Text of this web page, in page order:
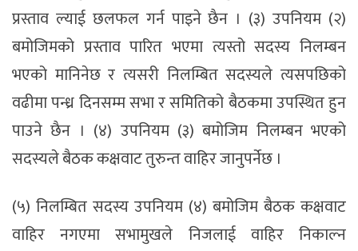
प्रस्ताव ल्याई छलफल गर्न पाइने छैन । (३) उपनियम (२)
बमोजिमको प्रस्ताव पारित भएमा त्यस्तो सदस्य निलम्बन
भएको मानिनेछ र त्यसरी निलम्बित सदस्यले त्यसपछिको
वढीमा पन्ध्र दिनसम्म सभा र समितिको बैठकमा उपस्थित हुन
पाउने छैन । (४) उपनियम (३) बमोजिम निलम्बन भएको
सदस्यले बैठक कक्षवाट तुरुन्त वाहिर जानुपर्नेछ ।
(५) निलम्बित सदस्य उपनियम (४) बमोजिम बैठक कक्षवाट
वाहिर नगएमा सभामुखले निजलाई वाहिर निकाल्न